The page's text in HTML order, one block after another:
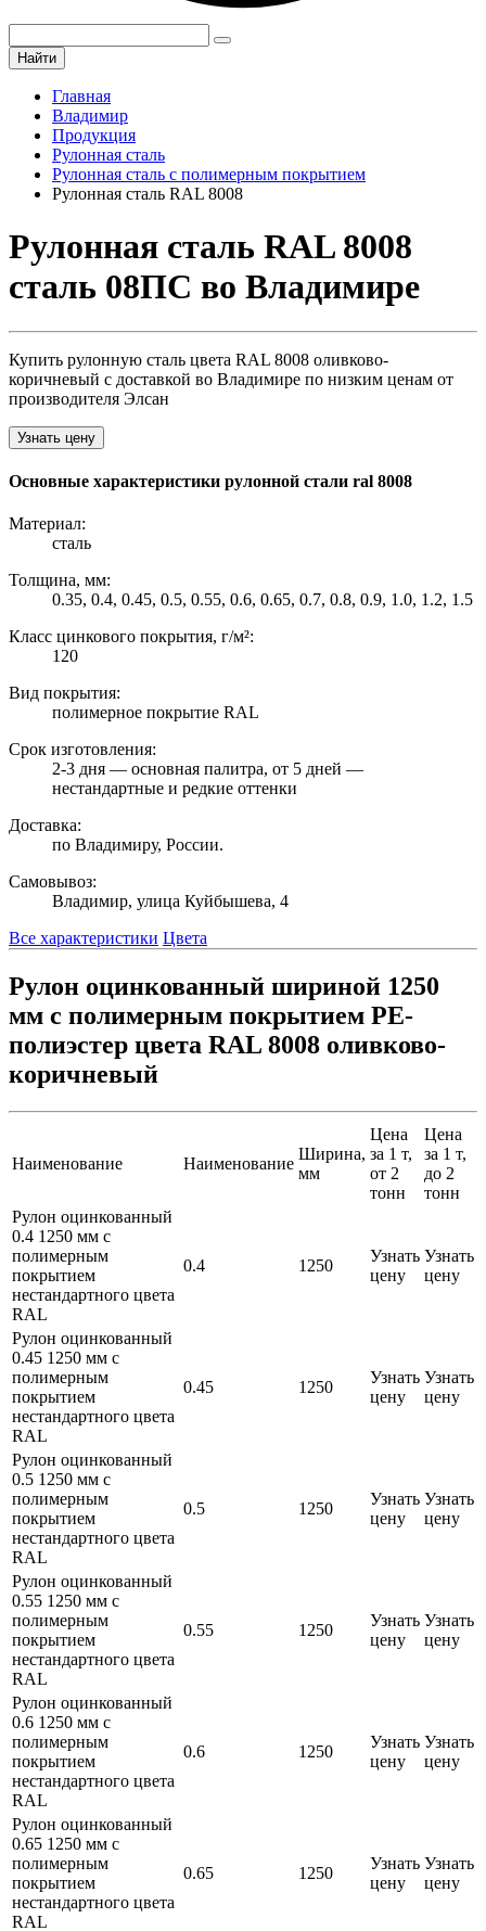
Найти
Главная
Владимир
Продукция
Рулонная сталь
Рулонная сталь с полимерным покрытием
Рулонная сталь RAL 8008
Рулонная сталь RAL 8008
сталь 08ПС во Владимире
Купить рулонную сталь цвета RAL 8008 оливково-
коричневый с доставкой во Владимире по низким ценам от
производителя Элсан
Узнать цену
Основные характеристики рулонной стали ral 8008
Материал:
сталь
Толщина, мм:
0.35, 0.4, 0.45, 0.5, 0.55, 0.6, 0.65, 0.7, 0.8, 0.9, 1.0, 1.2, 1.5
Класс цинкового покрытия, г/м²:
120
Вид покрытия:
полимерное покрытие RAL
Срок изготовления:
2-3 дня — основная палитра, от 5 дней —
нестандартные и редкие оттенки
Доставка:
по Владимиру, России.
Самовывоз:
Владимир, улица Куйбышева, 4
Все характеристики Цвета
Рулон оцинкованный шириной 1250
мм с полимерным покрытием PE-
полиэстер цвета RAL 8008 оливково-
коричневый
Наименование Наименование
Ширина,
мм
Цена
за 1 т,
от 2
тонн
Цена
за 1 т,
до 2
тонн
Рулон оцинкованный
0.4 1250 мм с
полимерным
покрытием
нестандартного цвета
RAL
0.4 1250
Узнать
цену
Узнать
цену
Рулон оцинкованный
0.45 1250 мм с
полимерным
покрытием
нестандартного цвета
RAL
0.45 1250
Узнать
цену
Узнать
цену
Рулон оцинкованный
0.5 1250 мм с
полимерным
покрытием
нестандартного цвета
RAL
0.5 1250
Узнать
цену
Узнать
цену
Рулон оцинкованный
0.55 1250 мм с
полимерным
покрытием
нестандартного цвета
RAL
0.55 1250
Узнать
цену
Узнать
цену
Рулон оцинкованный
0.6 1250 мм с
полимерным
покрытием
нестандартного цвета
RAL
0.6 1250
Узнать
цену
Узнать
цену
Рулон оцинкованный
0.65 1250 мм с
полимерным
покрытием
нестандартного цвета
RAL
0.65 1250
Узнать
цену
Узнать
цену